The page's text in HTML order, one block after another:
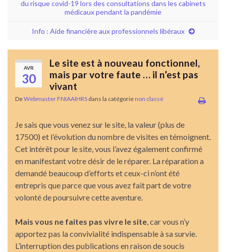
du risque covid-19 lors des consultations dans les cabinets
médicaux pendant la pandémie
Info : Aide financière aux professionnels libéraux
AVR
30
Le site est à nouveau fonctionnel,
mais par votre faute … il n’est pas
vivant
DeWebmaster FNIAAIHRS dans la catégorie non classé
Je sais que vous venez sur le site, la valeur (plus de
17500) et l’évolution du nombre de visites en témoignent.
Cet intérêt pour le site, vous l’avez également confirmé
en manifestant votre désir de le réparer. La réparation a
demandé beaucoup d’efforts et ceux-ci n’ont été
entrepris que parce que vous avez fait part de votre
volonté de poursuivre cette aventure.
Mais vous ne faites pas vivre le site, car vous n’y
apportez pas la convivialité indispensable à sa survie.
L’interruption des publications en raison de soucis